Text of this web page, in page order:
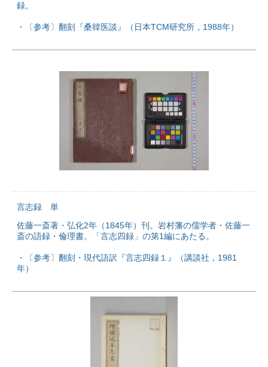
録。
・〔参考〕翻刻『桑韓医談』（日本TCM研究所，1988年）
言志録 単
佐藤一斎著・弘化2年（1845年）刊。岩村藩の儒学者・佐藤一
斎の語録・倫理書。「言志四録」の第1編にあたる。
・〔参考〕翻刻・現代語訳『言志四録１』（講談社，1981
年）